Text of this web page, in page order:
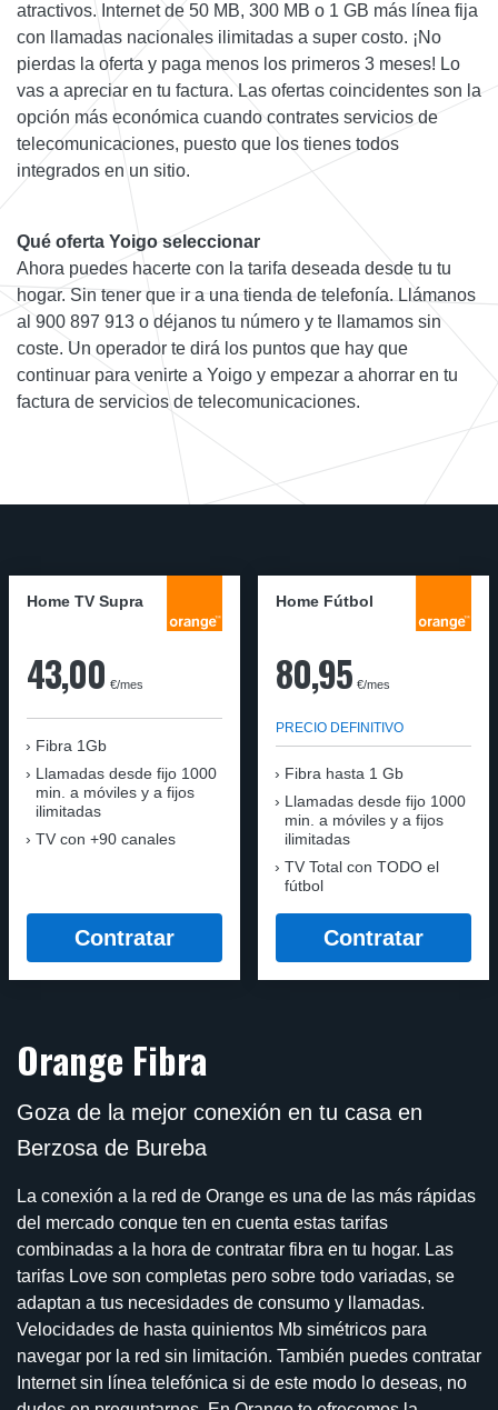
atractivos. Internet de 50 MB, 300 MB o 1 GB más línea fija
con llamadas nacionales ilimitadas a super costo. ¡No
pierdas la oferta y paga menos los primeros 3 meses! Lo
vas a apreciar en tu factura. Las ofertas coincidentes son la
opción más económica cuando contrates servicios de
telecomunicaciones, puesto que los tienes todos
integrados en un sitio.
Qué oferta Yoigo seleccionar
Ahora puedes hacerte con la tarifa deseada desde tu tu
hogar. Sin tener que ir a una tienda de telefonía. Llámanos
al 900 897 913 o déjanos tu número y te llamamos sin
coste. Un operador te dirá los puntos que hay que
continuar para venirte a Yoigo y empezar a ahorrar en tu
factura de servicios de telecomunicaciones.
Home TV Supra
43,00 €/mes
Fibra 1Gb
Llamadas desde fijo 1000
min. a móviles y a fijos
ilimitadas
TV con +90 canales
Contratar
Home Fútbol
80,95 €/mes
PRECIO DEFINITIVO
Fibra hasta 1 Gb
Llamadas desde fijo 1000
min. a móviles y a fijos
ilimitadas
TV Total con TODO el
fútbol
Contratar
Orange Fibra
Goza de la mejor conexión en tu casa en
Berzosa de Bureba
La conexión a la red de Orange es una de las más rápidas
del mercado conque ten en cuenta estas tarifas
combinadas a la hora de contratar fibra en tu hogar. Las
tarifas Love son completas pero sobre todo variadas, se
adaptan a tus necesidades de consumo y llamadas.
Velocidades de hasta quinientos Mb simétricos para
navegar por la red sin limitación. También puedes contratar
Internet sin línea telefónica si de este modo lo deseas, no